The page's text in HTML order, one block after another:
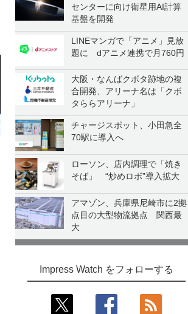
センターに向け衛星用AI計算
基盤を開発
LINEマンガで「アニメ」見放
題に dアニメ連携で月760円
大阪・なんばクボタ跡地の複
合開発、アリーナ名は「クボ
タららアリーナ」
チャージスポット、小田急全
70駅に導入へ
ローソン、店内調理で「焼き
そば」 “炒めロボ”導入拡大
アマゾン、兵庫県尼崎市に2拠
点目の大型物流拠点 関西最
大
Impress Watch をフォローする